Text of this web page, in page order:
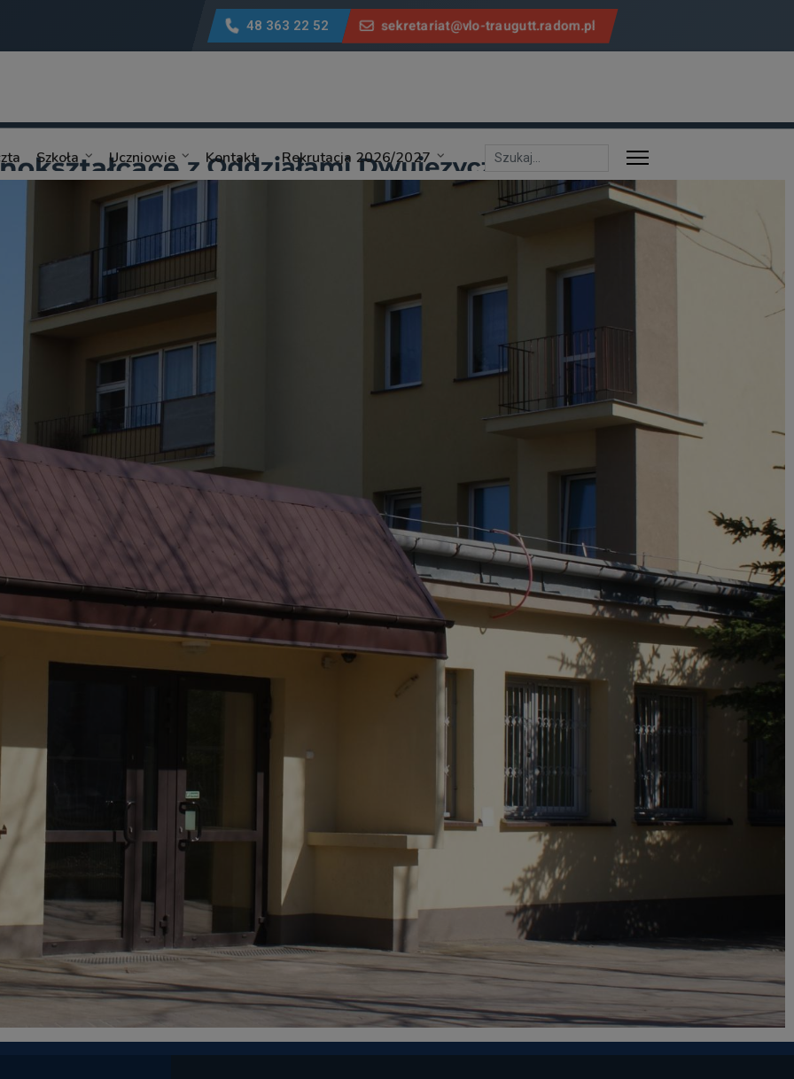
48 363 22 52 sekretariat@vlo-traugutt.radom.pl
Szkoła Uczniowie Kontakt Rekrutacja 2026/2027 Szukaj